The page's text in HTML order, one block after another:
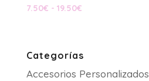
7.50€ - 19.50€Rango
7.50€
hasta
Categorías
Accesorios Personalizados